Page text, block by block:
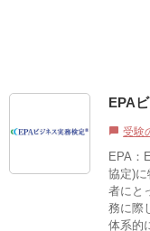
EPA
chat_bubble 受験
EPA：
協定)
者にと
務に際
体系的